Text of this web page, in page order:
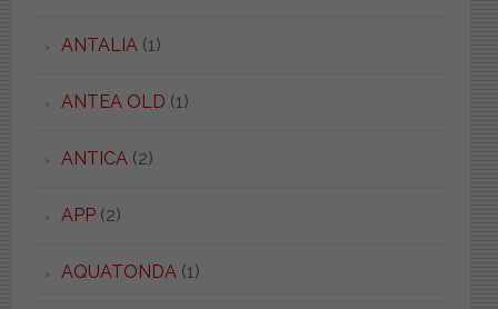
ANTALIA (1)
ANTEA OLD (1)
ANTICA (2)
APP(2)
AQUATONDA (1)